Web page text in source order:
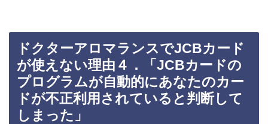
ドクターアロマランスでJCBカード
が使えない理由４．「JCBカードの
プログラムが自動的にあなたのカー
ドが不正利用されていると判断して
しまった」